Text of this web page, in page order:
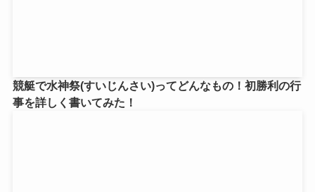
競艇で水神祭(すいじんさい)ってどんなもの！初勝利の行
事を詳しく書いてみた！